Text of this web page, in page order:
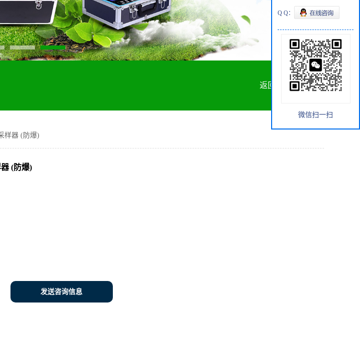
返回首页
样器 (防爆)
(防爆)
发送咨询信息
Q Q：
微信扫一扫